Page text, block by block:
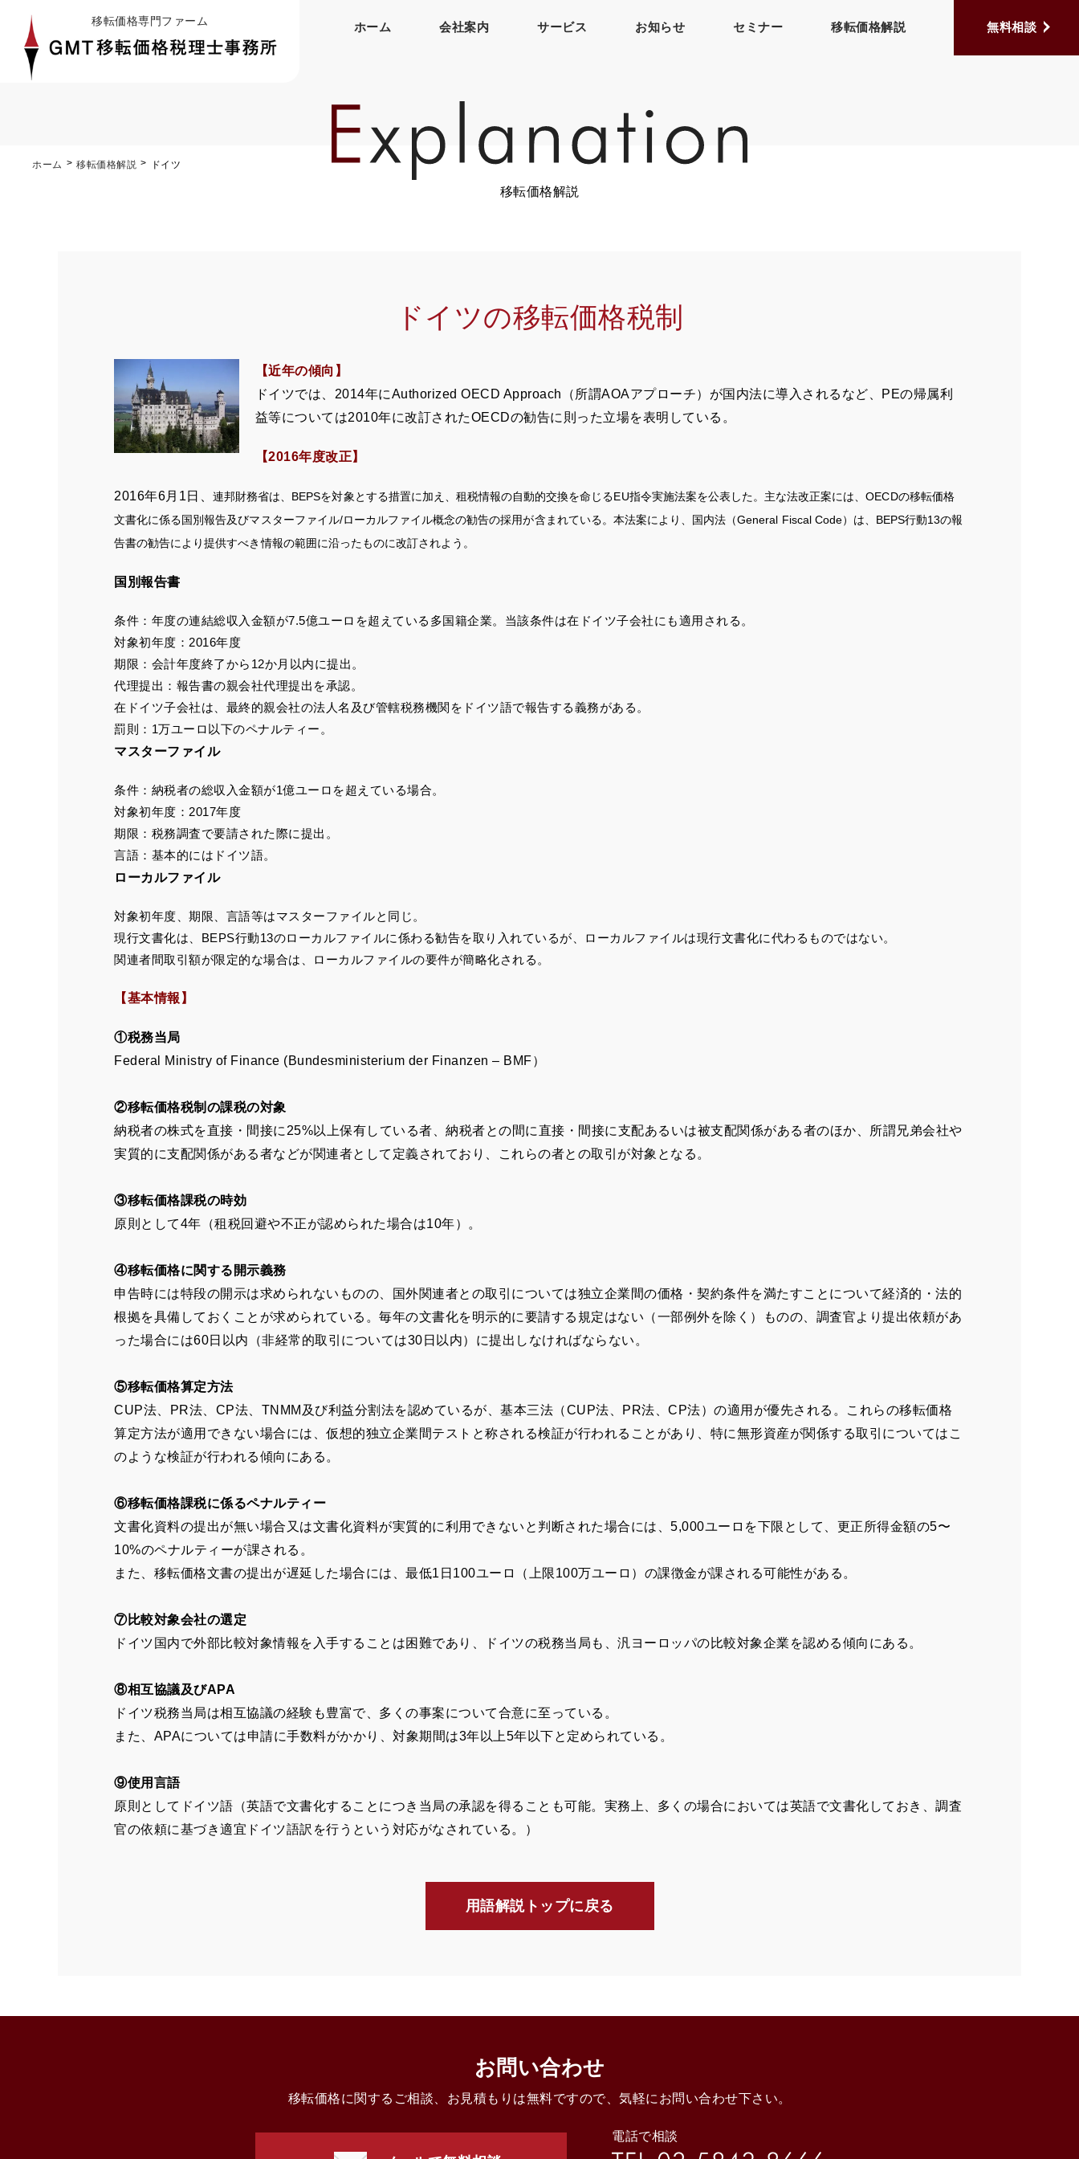
移転価格専門ファーム ホーム 会社案内 サービス お知らせ セミナー 移転価格解説 無料相談
ホーム 移転価格解説 ドイツ
移転価格解説
ドイツの移転価格税制
【近年の傾向】
ドイツでは、2014年にAuthorized OECD Approach（所謂AOAアプローチ）が国内法に導入されるなど、PEの帰属利
益等については2010年に改訂されたOECDの勧告に則った立場を表明している。
【2016年度改正】
2016年6月1日
連邦財務省は、BEPSを対象とする措置に加え、租税情報の自動的交換を命じるEU指令実施法案を公表した。主な法改正案には、OECDの移転価格
文書化に係る国別報告及びマスターファイル/ローカルファイル概念の勧告の採用が含まれている。本法案により、国内法（General Fiscal Code）は、BEPS行動13の報
告書の勧告により提供すべき情報の範囲に沿ったものに改訂されよう。
国別報告書
条件：年度の連結総収入金額が7.5億ユーロを超えている多国籍企業。当該条件は在ドイツ子会社にも適用される。
対象初年度：2016年度
期限：会計年度終了から12か月以内に提出。
代理提出：報告書の親会社代理提出を承認。
在ドイツ子会社は、最終的親会社の法人名及び管轄税務機関をドイツ語で報告する義務がある。
罰則：1万ユーロ以下のペナルティー。
マスターファイル
条件：納税者の総収入金額が1億ユーロを超えている場合。
対象初年度：2017年度
期限：税務調査で要請された際に提出。
言語：基本的にはドイツ語。
ローカルファイル
対象初年度、期限、言語等はマスターファイルと同じ。
現行文書化は、BEPS行動13のローカルファイルに係わる勧告を取り入れているが、ローカルファイルは現行文書化に代わるものではない。
関連者間取引額が限定的な場合は、ローカルファイルの要件が簡略化される。
【基本情報】
①税務当局
Federal Ministry of Finance (Bundesministerium der Finanzen – BMF）
②移転価格税制の課税の対象
納税者の株式を直接・間接に25%以上保有している者、納税者との間に直接・間接に支配あるいは被支配関係がある者のほか、所謂兄弟会社や
実質的に支配関係がある者などが関連者として定義されており、これらの者との取引が対象となる。
③移転価格課税の時効
原則として4年（租税回避や不正が認められた場合は10年）。
④移転価格に関する開示義務
申告時には特段の開示は求められないものの、国外関連者との取引については独立企業間の価格・契約条件を満たすことについて経済的・法的
根拠を具備しておくことが求められている。毎年の文書化を明示的に要請する規定はない（一部例外を除く）ものの、調査官より提出依頼があ
った場合には60日以内（非経常的取引については30日以内）に提出しなければならない。
⑤移転価格算定方法
CUP法、PR法、CP法、TNMM及び利益分割法を認めているが、基本三法（CUP法、PR法、CP法）の適用が優先される。これらの移転価格
算定方法が適用できない場合には、仮想的独立企業間テストと称される検証が行われることがあり、特に無形資産が関係する取引についてはこ
のような検証が行われる傾向にある。
⑥移転価格課税に係るペナルティー
文書化資料の提出が無い場合又は文書化資料が実質的に利用できないと判断された場合には、5,000ユーロを下限として、更正所得金額の5〜
10%のペナルティーが課される。
また、移転価格文書の提出が遅延した場合には、最低1日100ユーロ（上限100万ユーロ）の課徴金が課される可能性がある。
⑦比較対象会社の選定
ドイツ国内で外部比較対象情報を入手することは困難であり、ドイツの税務当局も、汎ヨーロッパの比較対象企業を認める傾向にある。
⑧相互協議及びAPA
ドイツ税務当局は相互協議の経験も豊富で、多くの事案について合意に至っている。
また、APAについては申請に手数料がかかり、対象期間は3年以上5年以下と定められている。
⑨使用言語
原則としてドイツ語（英語で文書化することにつき当局の承認を得ることも可能。実務上、多くの場合においては英語で文書化しておき、調査
官の依頼に基づき適宜ドイツ語訳を行うという対応がなされている。）
用語解説トップに戻る
お問い合わせ
移転価格に関するご相談、お見積もりは無料ですので、気軽にお問い合わせ下さい。
電話で相談